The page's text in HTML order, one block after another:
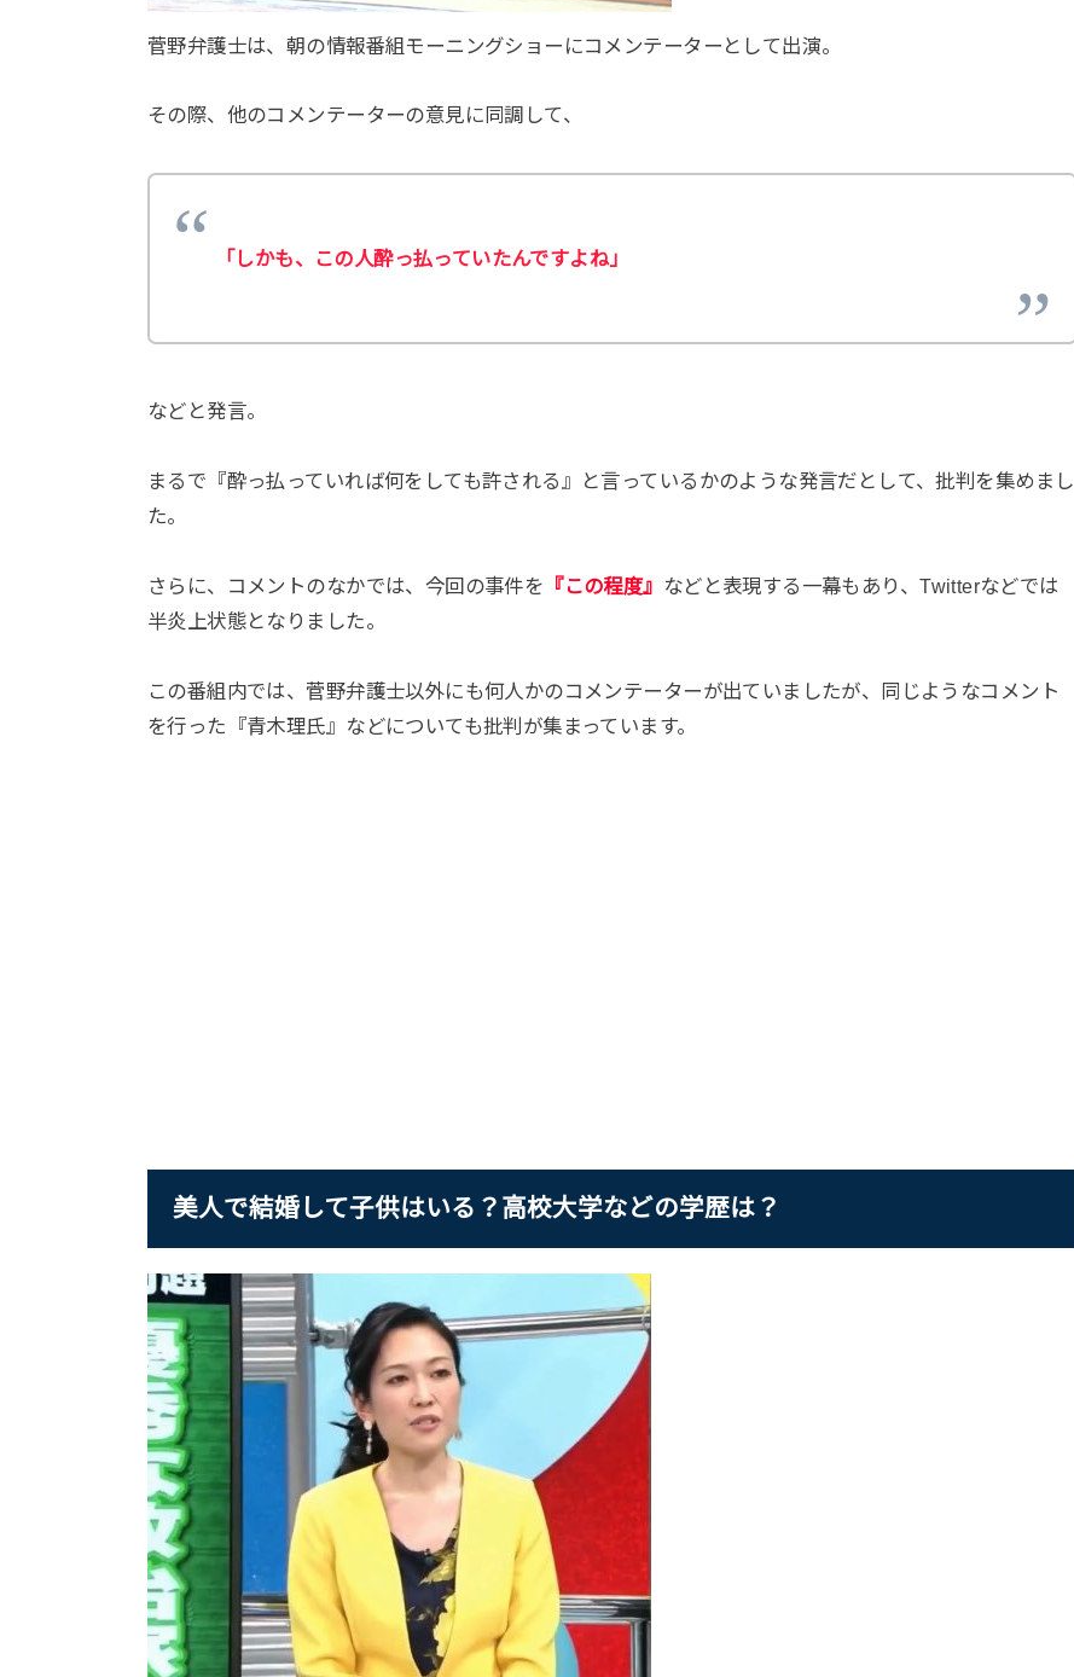
菅野弁護士は、朝の情報番組モーニングショーにコメンテーターとして出演。
その際、他のコメンテーターの意見に同調して、
「しかも、この人酔っ払っていたんですよね」
などと発言。
まるで『酔っ払っていれば何をしても許される』と言っているかのような発言だとして、批判を集めまし
た。
さらに、コメントのなかでは、今回の事件を 『この程度』
などと表現する一幕もあり、Twitterなどでは
半炎上状態となりました。
この番組内では、菅野弁護士以外にも何人かのコメンテーターが出ていましたが、同じようなコメント
を行った『青木理氏』などについても批判が集まっています。
美人で結婚して子供はいる？高校大学などの学歴は？